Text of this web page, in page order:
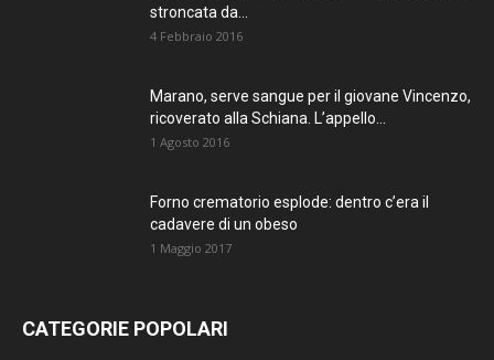
stroncata da...
4 Febbraio 2016
Marano, serve sangue per il giovane Vincenzo,
ricoverato alla Schiana. L’appello...
1 Agosto 2016
Forno crematorio esplode: dentro c’era il
cadavere di un obeso
1 Maggio 2017
CATEGORIE POPOLARI